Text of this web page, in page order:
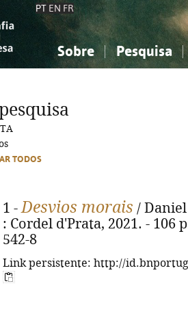
PT EN FR
Sobre Pesquisa
Ciências sociais...
Ciências sociais...
TODOS
1 -Desvios morais /
: Cordel d'Prata, 2021. - 106
542-8
Link persistente: http://